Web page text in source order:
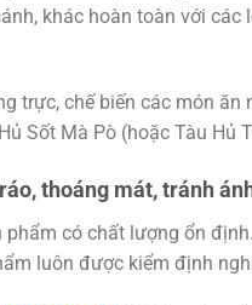
khác hoàn toàn với
trực, chế biến các món ăn
Sốt Mà Pò (hoặc Tàu Hủ
thoáng mát, tránh
phẩm có chất lượng ổn
luôn được kiểm định